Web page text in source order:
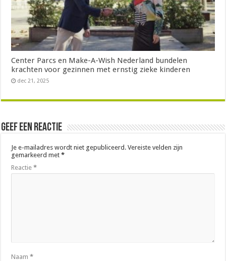
Center Parcs en Make-A-Wish Nederland bundelen
krachten voor gezinnen met ernstig zieke kinderen
dec 21, 2025
Geef een reactie
Je e-mailadres wordt niet gepubliceerd. Vereiste velden zijn
gemarkeerd met*
Reactie*
Naam*